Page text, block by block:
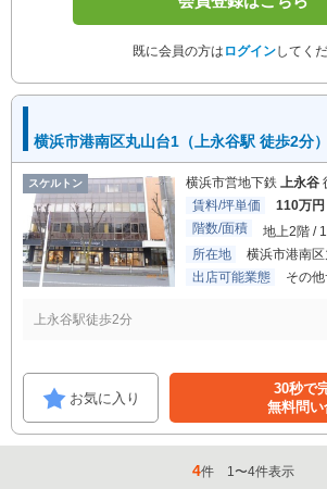
既に会員の方は ログインしてく
横浜市港南区丸山台1（上永谷駅 徒歩2分
スケルトン 横浜市営地下鉄 上永谷
賃料/坪単価
110万円
階数/面積
地上2階 /
所在地
横浜市港南
出店可能業態
その
上永谷駅徒歩2分
お気に入り
30秒で
無料問い
4件 1〜4件表示